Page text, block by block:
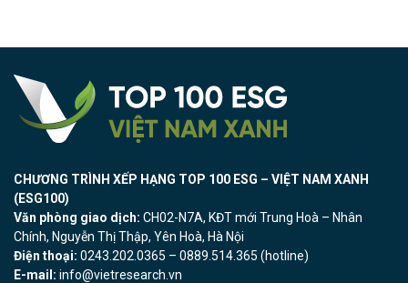
CHƯƠNG TRÌNH XẾP HẠNG TOP 100 ESG – VIỆT NAM XANH
(ESG100)
Văn phòng giao dịch: CH02-N7A, KĐT mới Trung Hoà – Nhân
Chính, Nguyễn Thị Thập, Yên Hoà, Hà Nội
Điện thoại: 0243.202.0365 – 0889.514.365 (hotline)
E-mail: info@vietresearch.vn